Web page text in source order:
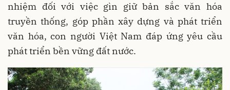
nhiệm đối với việc gìn giữ bản sắc văn hóa
truyền thống, góp phần xây dựng và phát triển
văn hóa, con người Việt Nam đáp ứng yêu cầu
phát triển bền vững đất nước.